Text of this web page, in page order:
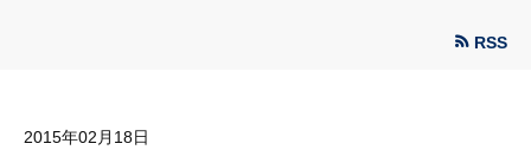
RSS
2015年02月18日